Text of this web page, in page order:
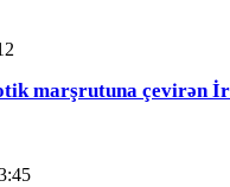
marşrutuna çevirən